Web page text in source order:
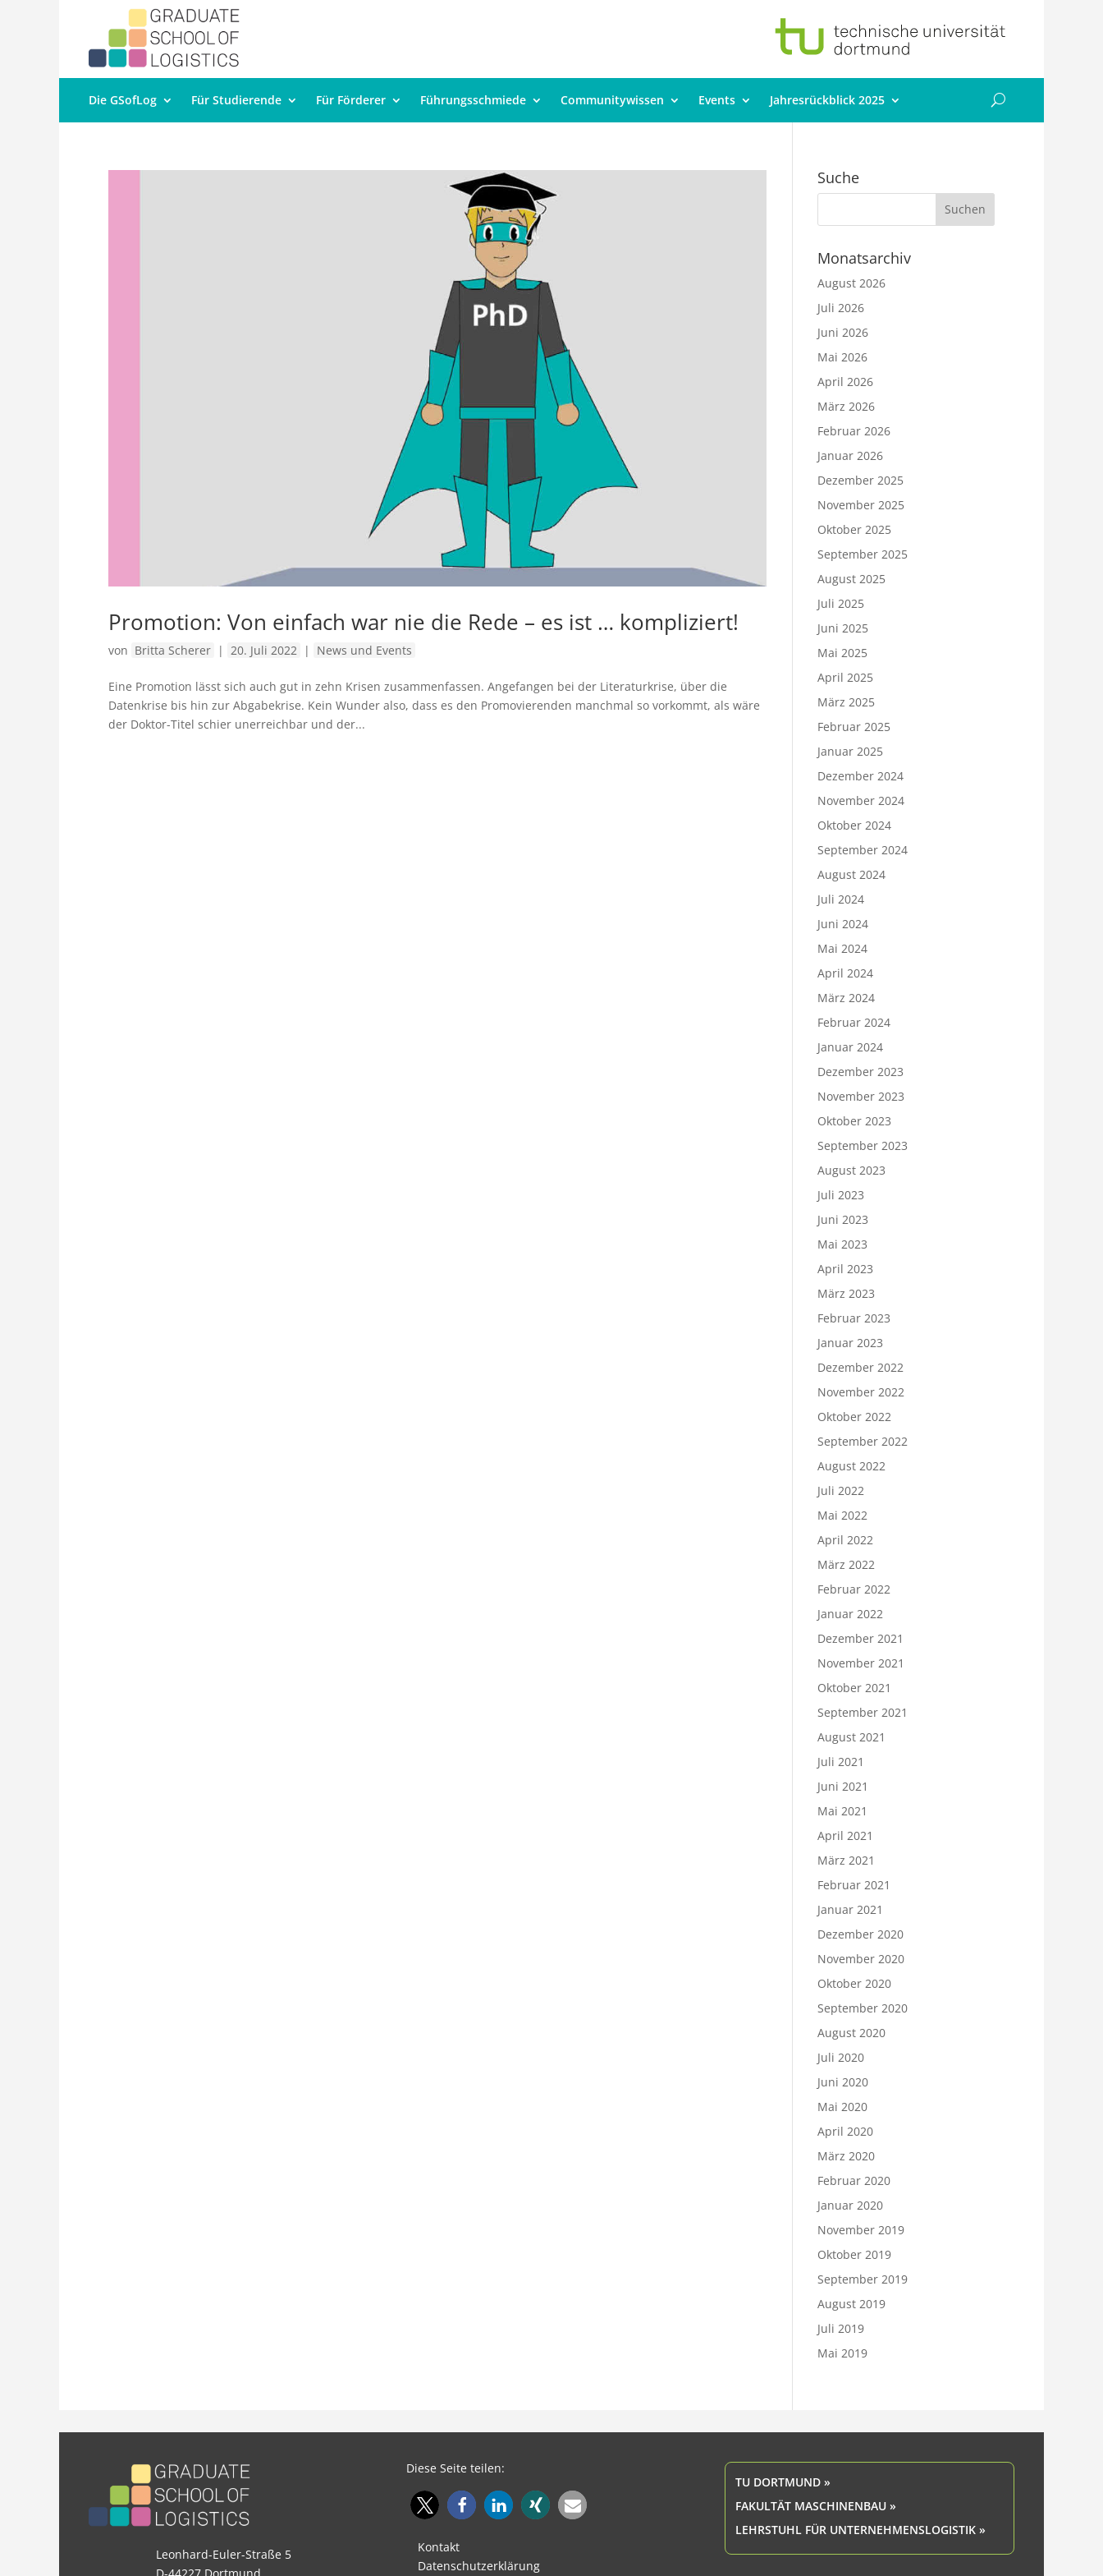
Die GSofLog Für Studierende Für Förderer Führungsschmiede Communitywissen Events Jahresrückblick 2025
Promotion: Von einfach war nie die Rede – es ist … kompliziert!
von Britta Scherer | 20. Juli 2022 | News und Events
Eine Promotion lässt sich auch gut in zehn Krisen zusammenfassen. Angefangen bei der Literaturkrise, über die
Datenkrise bis hin zur Abgabekrise. Kein Wunder also, dass es den Promovierenden manchmal so vorkommt, als wäre
der Doktor-Titel schier unerreichbar und der...
Suche
Monatsarchiv
August 2026
Juli 2026
Juni 2026
Mai 2026
April 2026
März 2026
Februar 2026
Januar 2026
Dezember 2025
November 2025
Oktober 2025
September 2025
August 2025
Juli 2025
Juni 2025
Mai 2025
April 2025
März 2025
Februar 2025
Januar 2025
Dezember 2024
November 2024
Oktober 2024
September 2024
August 2024
Juli 2024
Juni 2024
Mai 2024
April 2024
März 2024
Februar 2024
Januar 2024
Dezember 2023
November 2023
Oktober 2023
September 2023
August 2023
Juli 2023
Juni 2023
Mai 2023
April 2023
März 2023
Februar 2023
Januar 2023
Dezember 2022
November 2022
Oktober 2022
September 2022
August 2022
Juli 2022
Mai 2022
April 2022
März 2022
Februar 2022
Januar 2022
Dezember 2021
November 2021
Oktober 2021
September 2021
August 2021
Juli 2021
Juni 2021
Mai 2021
April 2021
März 2021
Februar 2021
Januar 2021
Dezember 2020
November 2020
Oktober 2020
September 2020
August 2020
Juli 2020
Juni 2020
Mai 2020
April 2020
März 2020
Februar 2020
Januar 2020
November 2019
Oktober 2019
September 2019
August 2019
Juli 2019
Mai 2019
Leonhard-Euler-Straße 5
D-44227 Dortmund
Diese Seite teilen:
Kontakt
Datenschutzerklärung
TU DORTMUND »
FAKULTÄT MASCHINENBAU »
LEHRSTUHL FÜR UNTERNEHMENSLOGISTIK »